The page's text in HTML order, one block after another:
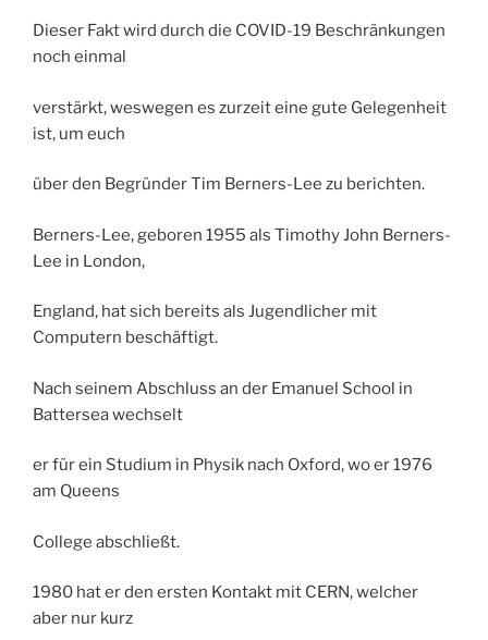
Dieser Fakt wird durch die COVID-19 Beschränkungen
noch einmal
verstärkt, weswegen es zurzeit eine gute Gelegenheit
ist, um euch
über den Begründer Tim Berners-Lee zu berichten.
Berners-Lee, geboren 1955 als Timothy John Berners-
Lee in London,
England, hat sich bereits als Jugendlicher mit
Computern beschäftigt.
Nach seinem Abschluss an der Emanuel School in
Battersea wechselt
er für ein Studium in Physik nach Oxford, wo er 1976
am Queens
College abschließt.
1980 hat er den ersten Kontakt mit CERN, welcher
aber nur kurz